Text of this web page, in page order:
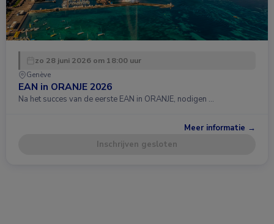
zo 28 juni 2026 om 18:00 uur
Genève
EAN in ORANJE 2026
Na het succes van de eerste EAN in ORANJE, nodigen …
Meer informatie →
Inschrijven gesloten